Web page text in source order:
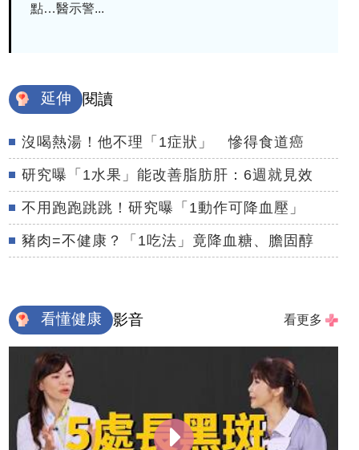
點…醫示警...
延伸 閱讀
沒喝熱湯！他不理「1症狀」 慘得食道癌
研究曝「1水果」能改善脂肪肝：6週就見效
不用跑跑跳跳！研究曝「1動作可降血壓」
豬肉=不健康？「1吃法」竟降血糖、膽固醇
看懂健康 影音 看更多